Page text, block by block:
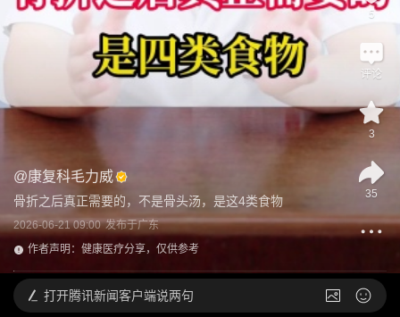
@康复科毛力威
骨折之后真正需要的，不是骨头汤，是这4类食物
2026-06-21 09:00 发布于广东
作者声明：健康医疗分享，仅供参考
5
评论
3
35
打开腾讯新闻客户端说两句